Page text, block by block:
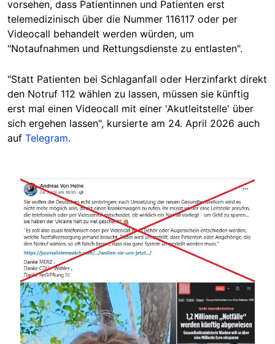
vorsehen, dass Patientinnen und Patienten erst
telemedizinisch über die Nummer 116117 oder per
Videocall behandelt werden würden, um
"Notaufnahmen und Rettungsdienste zu entlasten".
"Statt Patienten bei Schlaganfall oder Herzinfarkt direkt
den Notruf 112 wählen zu lassen, müssen sie künftig
erst mal einen Videocall mit einer 'Akutleitstelle' über
sich ergehen lassen", kursierte am 24. April 2026 auch
auf Telegram.
Image